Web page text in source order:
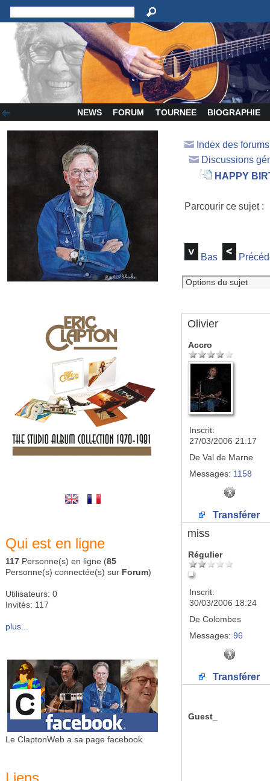
NEWS FORUM TOURNEE BIOGRAPHIE
Qui est en ligne
117 Personne(s) en ligne (85
Personne(s) connectée(s) sur Forum)
Utilisateurs: 0
Invités: 117
plus...
Le ClaptonWeb a sa page facebook
Liens
Index des
Discussions
HAPPY
Parcourir ce sujet
Bas
Olivier
Accro
Inscrit:
27/03/2006 21:17
De Val de Marne
Messages: 1158
Transférer
miss
Régulier
Inscrit:
30/03/2006 18:24
De Colombes
Messages: 96
Transférer
Guest_